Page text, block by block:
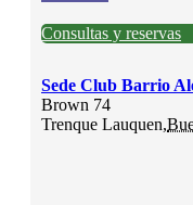
Consultas y reservas
Sede Club Barrio
Brown 74
Trenque Lauquen,